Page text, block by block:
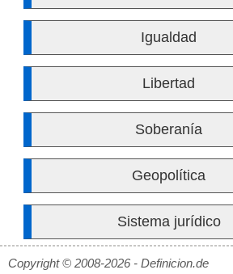
Igualdad
Libertad
Soberanía
Geopolítica
Sistema jurídico
Copyright © 2008-2026 - Definicion.de